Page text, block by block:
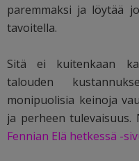
paremmaksi ja löytää
tavoitella.
Sitä ei kuitenkaan
talouden
monipuolisia keinoja
ja perheen
Fennian Elä hetkessä -